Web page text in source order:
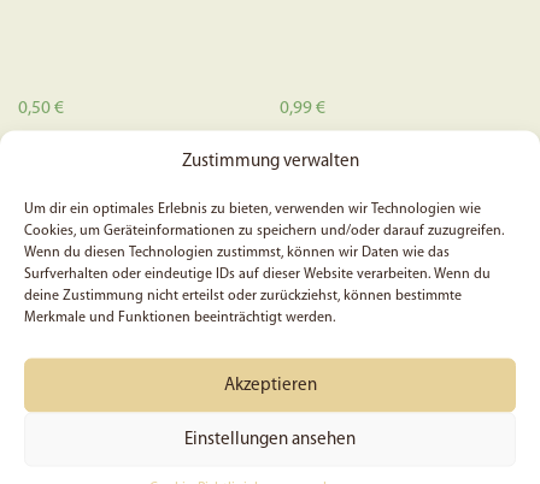
Zustimmung verwalten
Um dir ein optimales Erlebnis zu bieten, verwenden wir Technologien wie
Cookies, um Geräteinformationen zu speichern und/oder darauf zuzugreifen.
Wenn du diesen Technologien zustimmst, können wir Daten wie das
Surfverhalten oder eindeutige IDs auf dieser Website verarbeiten. Wenn du
deine Zustimmung nicht erteilst oder zurückziehst, können bestimmte
Merkmale und Funktionen beeinträchtigt werden.
Akzeptieren
Einstellungen ansehen
0,50€ 0,99€
In den Warenkorb